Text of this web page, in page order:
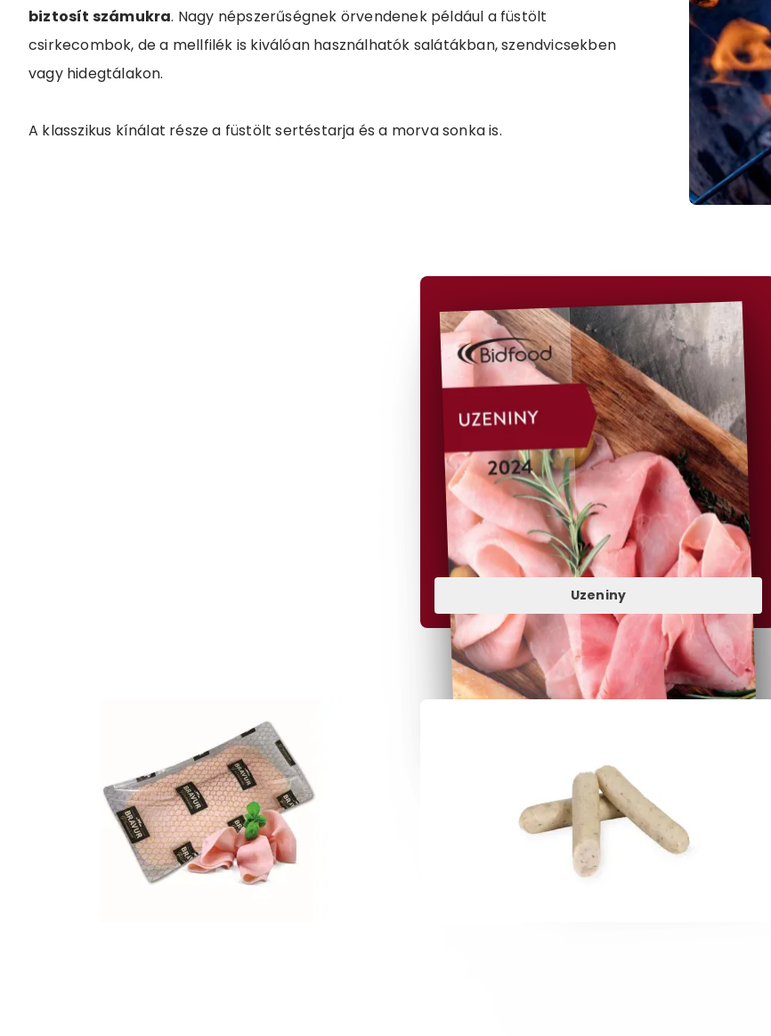
biztosít számukra. Nagy népszerűségnek örvendenek például a füstölt
csirkecombok, de a mellfilék is kiválóan használhatók salátákban, szendvicsekben
vagy hidegtálakon.
A klasszikus kínálat része a füstölt sertéstarja és a morva sonka is.
Uzeniny